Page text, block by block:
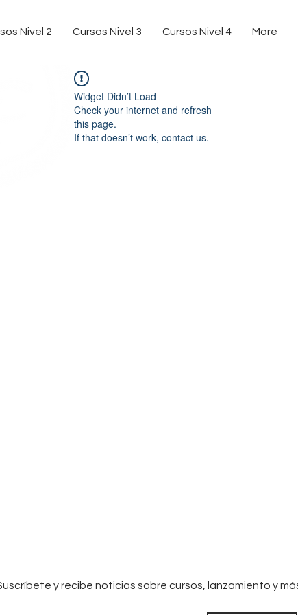
Nivel 2 Cursos Nivel 3 Cursos Nivel 4 More
Widget Didn’t Load
Check your internet and refresh
this page.
If that doesn’t work, contact us.
y recibe noticias sobre cursos, lanzamiento y